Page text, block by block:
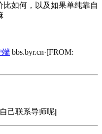
如何，以及如果单纯靠自
端 bbs.byr.cn·[FROM:
己联系导师呢||